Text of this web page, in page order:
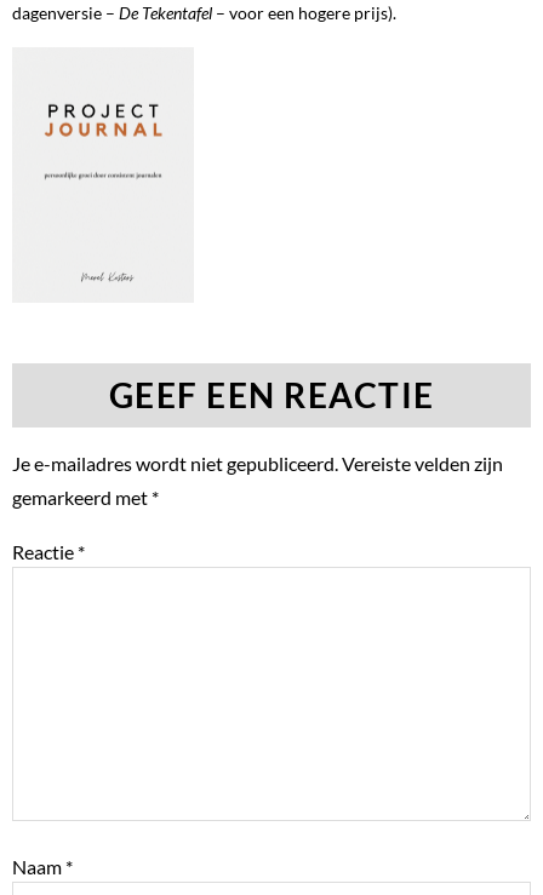
dagenversie – De Tekentafel – voor een hogere prijs).
GEEF EEN REACTIE
Je e-mailadres wordt niet gepubliceerd.Vereiste velden zijn
gemarkeerd met *
Reactie *
Naam *